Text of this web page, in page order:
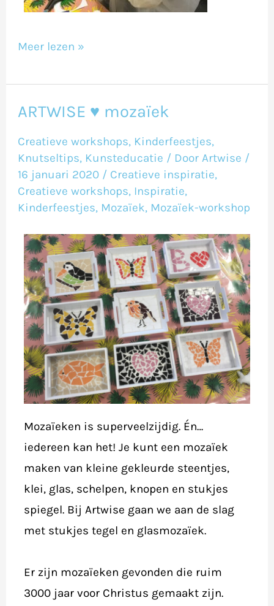
Meer lezen »
ARTWISE ♥ mozaïek
Creatieve workshops, Kinderfeestjes,
Knutseltips, Kunsteducatie / DoorArtwise /
16 januari 2020 / Creatieve inspiratie,
Creatieve workshops, Inspiratie,
Kinderfeestjes, Mozaïek, Mozaïek-workshop
Mozaïeken is superveelzijdig. Én…
iedereen kan het! Je kunt een mozaïek
maken van kleine gekleurde steentjes,
klei, glas, schelpen, knopen en stukjes
spiegel. Bij Artwise gaan we aan de slag
met stukjes tegel en glasmozaïek.
Er zijn mozaïeken gevonden die ruim
3000 jaar voor Christus gemaakt zijn.
ARTWISE
mozaïek